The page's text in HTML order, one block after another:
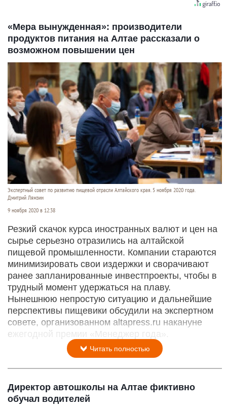
«Мера вынужденная»: производители
продуктов питания на Алтае рассказали о
возможном повышении цен
Экспертный совет по развитию пищевой отрасли Алтайского края. 5 ноября 2020 года.
Дмитрий Лямзин
9 ноября 2020 в 12:38
Резкий скачок курса иностранных валют и цен на
сырье серьезно отразились на алтайской
пищевой промышленности. Компании стараются
минимизировать свои издержки и сворачивают
ранее запланированные инвестпроекты, чтобы в
трудный момент удержаться на плаву.
Нынешнюю непростую ситуацию и дальнейшие
перспективы пищевики обсудили на экспертном
совете, организованном altapress.ru накануне
ежегодной премии «Менеджер года».
Читать полностью
Директор автошколы на Алтае фиктивно
обучал водителей